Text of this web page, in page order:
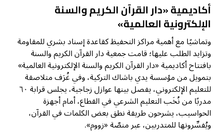
أكاديمية «دار القرآن الكريم والسنة
الإلكترونية العالمية»
وتماشيًا مع أهمية مراكز التحفيظ كقاعدة إسناد بشري للمقاومة
وتزايد الطلب عليها؛ قامت جمعية دار القرآن الكريم والسنة
بافتتاح أكاديمية «دار القرآن الكريم والسنة الإلكترونية العالمية»
بتمويل من مؤسسة يدي باشاك التركية، وفي غُرَف متلاصقة
للتعليم الإلكتروني، يفصل بينها عوازل زجاجية، يجلس قرابة ٦٠
مدربًا من نُخَب التعليم الشرعي في القطاع، أمام أجهزة
الحواسيب، يشرحون طريقة نطق بعض الكلمات في القرآن،
ويُفسِّرونها للمتدربين، عبر منصّة «زووم».